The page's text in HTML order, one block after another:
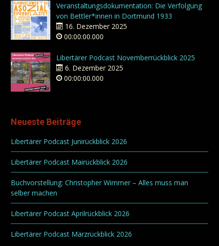
Veranstaltungsdokumentation: Die Verfolgung
von Bettler*innen in Dortmund 1933
16. Dezember 2025
00:00:00.000
Libertärer Podcast Novemberrückblick 2025
6. Dezember 2025
00:00:00.000
Neueste Beiträge
Libertärer Podcast Junirückblick 2026
Libertärer Podcast Mairückblick 2026
Buchvorstellung: Christopher Wimmer – Alles muss man
selber machen
Libertärer Podcast Aprilrückblick 2026
Libertärer Podcast Märzrückblick 2026